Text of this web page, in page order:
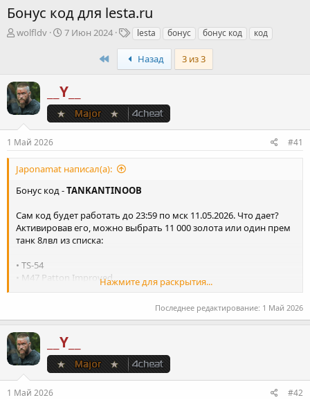
Бонус код для lesta.ru
А
р
т
е
м
ы
wolfldv
Д
а
ч
л
7 Июн 2024
Т
и
lesta бонус бонус код код
First Назад 3 из 3
__Y__
1 Май 2026 #41
Japonamat написал(а):
Бонус код -TANKANTINOOB
Сам код будет работать до 23:59 по мск 11.05.2026. Что дает?
Активировав его, можно выбрать 11 000 золота или один прем
танк 8лвл из списка:
• TS-54
• M47 Patton Improved
Бонусом начисляются 14 дней премиум аккаунта за сыгранный
бой после активации бонус кода
Однако, есть нюанс, о котором ниже.
Этот бонус код сработает только у тех игроков, которые:
• Последний бой сыграли 75+ и более дней назад
Нажмите для раскрытия...
Последнее редактирование: 1 Май 2026
__Y__
1 Май 2026 #42